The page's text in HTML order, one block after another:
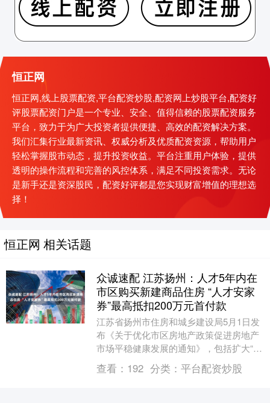
恒正网
恒正网,线上股票配资,平台配资炒股,配资网上炒股平台,配资好
评股票配资门户是一个专业、安全、值得信赖的股票配资服务
平台，致力于为广大投资者提供便捷、高效的配资解决方案。
我们汇集行业最新资讯、权威分析及优质配资资源，帮助用户
轻松掌握股市动态，提升投资收益。平台注重用户体验，提供
透明的操作流程和完善的风控体系，满足不同投资需求。无论
是新手还是资深股民，配资好评都是您实现财富增值的理想选
择！
恒正网 相关话题
众诚速配 江苏扬州：人才5年内在
市区购买新建商品住房 “人才安家
券”最高抵扣200万元首付款
江苏省扬州市住房和城乡建设局5月1日发
布《关于优化市区房地产政策促进房地产
市场平稳健康发展的通知》，包括扩大“人
才安家券”适用范围、继续执行住房“以旧
换新”补贴....
查看： 192 分类： 平台配资炒股